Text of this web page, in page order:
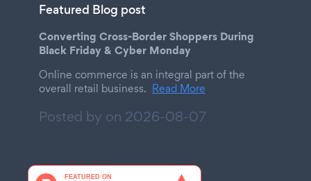
Featured Blog post
Converting Cross-Border Shoppers During
Black Friday & Cyber Monday
Online commerce is an integral part of the
overall retail business. Read More
Posted by on 2026-08-07